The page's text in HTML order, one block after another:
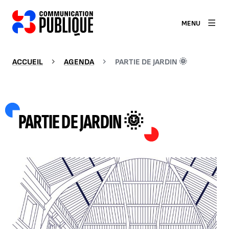
MENU
ACCUEIL AGENDA PARTIE DE JARDIN 🌞
PARTIE DE JARDIN 🌞
AGRANDIR L'IMAGE